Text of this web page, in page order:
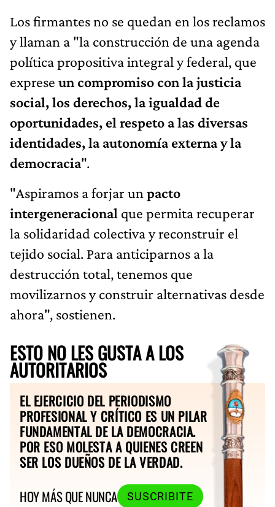
Los firmantes no se quedan en los reclamos
y llaman a "la construcción de una agenda
política propositiva integral y federal, que
exprese un compromiso con la justicia
social, los derechos, la igualdad de
oportunidades, el respeto a las diversas
identidades, la autonomía externa y la
democracia".
"Aspiramos a forjar un pacto
intergeneracional que permita recuperar
la solidaridad colectiva y reconstruir el
tejido social. Para anticiparnos a la
destrucción total, tenemos que
movilizarnos y construir alternativas desde
ahora", sostienen.
ESTO NO LES GUSTA A LOS
AUTORITARIOS
EL EJERCICIO DEL PERIODISMO
PROFESIONAL Y CRÍTICO ES UN PILAR
FUNDAMENTAL DE LA DEMOCRACIA.
POR ESO MOLESTA A QUIENES CREEN
SER LOS DUEÑOS DE LA VERDAD.
HOY MÁS QUE NUNCA
SUSCRIBITE